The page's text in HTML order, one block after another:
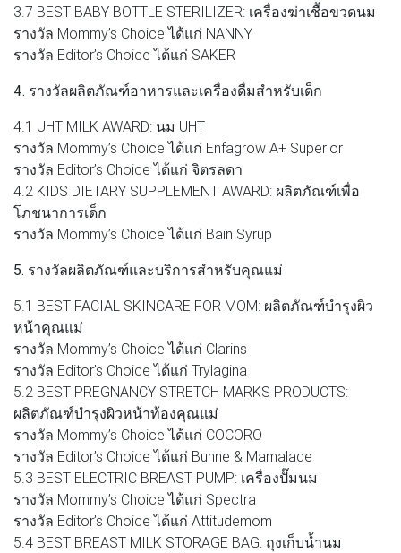
3.7 BEST BABY BOTTLE STERILIZER: เครื่องฆ่าเชื้อขวดนม
รางวัล Mommy’s Choice ได้แก่ NANNY
รางวัล Editor’s Choice ได้แก่ SAKER
4. รางวัลผลิตภัณฑ์อาหารและเครื่องดื่มสำหรับเด็ก
4.1 UHT MILK AWARD: นม UHT
รางวัล Mommy’s Choice ได้แก่ Enfagrow A+ Superior
รางวัล Editor’s Choice ได้แก่ จิตรลดา
4.2 KIDS DIETARY SUPPLEMENT AWARD: ผลิตภัณฑ์เพื่อ
โภชนาการเด็ก
รางวัล Mommy’s Choice ได้แก่ Bain Syrup
5. รางวัลผลิตภัณฑ์และบริการสำหรับคุณแม่
5.1 BEST FACIAL SKINCARE FOR MOM: ผลิตภัณฑ์บำรุงผิว
หน้าคุณแม่
รางวัล Mommy’s Choice ได้แก่ Clarins
รางวัล Editor’s Choice ได้แก่ Trylagina
5.2 BEST PREGNANCY STRETCH MARKS PRODUCTS:
ผลิตภัณฑ์บำรุงผิวหน้าท้องคุณแม่
รางวัล Mommy’s Choice ได้แก่ COCORO
รางวัล Editor’s Choice ได้แก่ Bunne & Mamalade
5.3 BEST ELECTRIC BREAST PUMP: เครื่องปั๊มนม
รางวัล Mommy’s Choice ได้แก่ Spectra
รางวัล Editor’s Choice ได้แก่ Attitudemom
5.4 BEST BREAST MILK STORAGE BAG: ถุงเก็บน้ำนม